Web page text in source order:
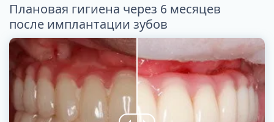
Плановая гигиена через 6 месяцев
после имплантации зубов